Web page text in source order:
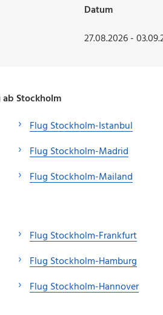
Datum
27.08.2026 -
Stockholm
Flug Stockholm-Istanbul
Flug Stockholm-Madrid
Flug Stockholm-Mailand
Flug Stockholm-Frankfurt
Flug Stockholm-Hamburg
Flug Stockholm-Hannover